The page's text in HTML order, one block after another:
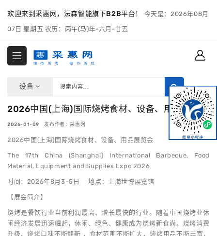
欢迎来到采惠网，沄森智能旗下B2B平台！ 今天是：2026年08月
07日 星期五 农历：丙午(马)年-六月-廿五
设备
2026中国(上海)国际烧烤食材、设备、用品展览会
2026-01-09 发布作者：采惠网
2026中国(上海)国际烧烤食材、设备、用品展览会
The 17th China (Shanghai) International Barbecue, Food
Material, Equipment and Supplies Expo 2026
时间：2026年8月3~5日 地点：上海世博展览馆
【展会简介】
烧烤是餐饮行业当前利润最高、增长最快的行业。随着中国烧烤业休
闲经济发展迅速崛起，休闲、绿色、健康成为烧烤新食尚。烧烤消费
升级、烧烤口味不断翻新 ，食材范围不断扩大，烧烤用品不断丰富，